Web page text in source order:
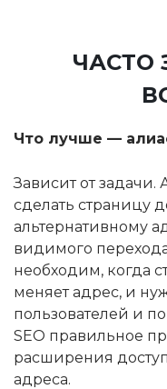
ЧАСТО
Что лучше —
Зависит от задачи.
сделать страницу
альтернативному
видимого
необходим, когда
меняет адрес, и
пользователей и
SEO правильное
расширения
адреса.